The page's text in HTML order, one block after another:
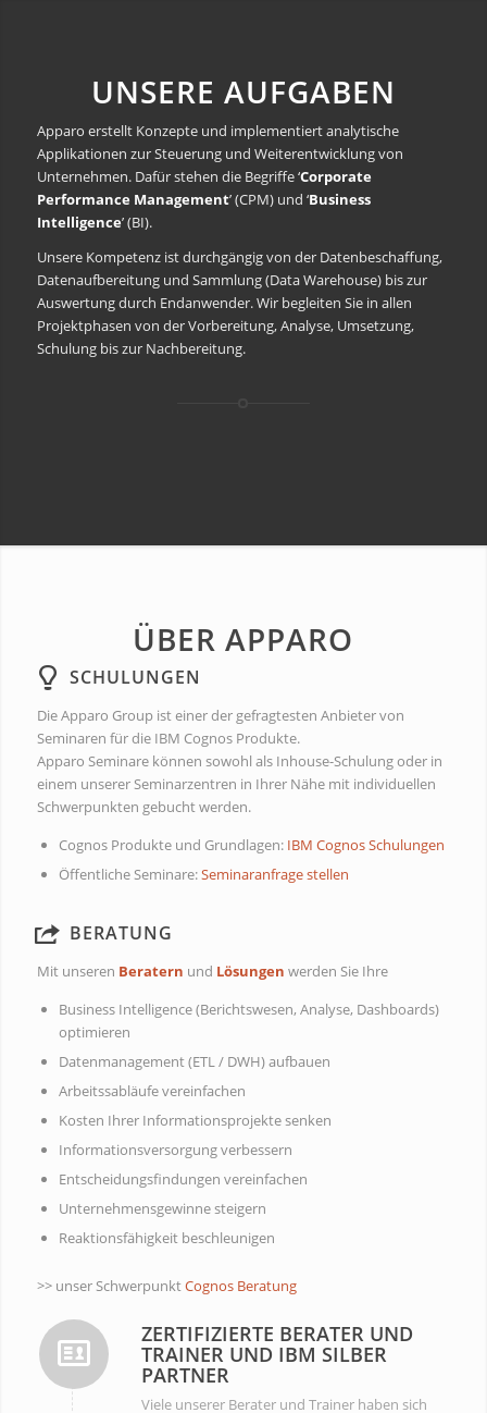
UNSERE AUFGABEN
Apparo erstellt Konzepte und implementiert analytische
Applikationen zur Steuerung und Weiterentwicklung von
Unternehmen. Dafür stehen die Begriffe ‘Corporate
Performance Management’ (CPM) und ‘Business
Intelligence’ (BI).
Unsere Kompetenz ist durchgängig von der Datenbeschaffung,
Datenaufbereitung und Sammlung (Data Warehouse) bis zur
Auswertung durch Endanwender. Wir begleiten Sie in allen
Projektphasen von der Vorbereitung, Analyse, Umsetzung,
Schulung bis zur Nachbereitung.
ÜBER APPARO
SCHULUNGEN
Die Apparo Group ist einer der gefragtesten Anbieter von
Seminaren für die IBM Cognos Produkte.
Apparo Seminare können sowohl als Inhouse-Schulung oder in
einem unserer Seminarzentren in Ihrer Nähe mit individuellen
Schwerpunkten gebucht werden.
Cognos Produkte und Grundlagen: IBM Cognos Schulungen
Öffentliche Seminare:Seminaranfrage stellen
BERATUNG
Mit unseren Beratern und Lösungen werden Sie Ihre
Business Intelligence (Berichtswesen, Analyse, Dashboards)
optimieren
Datenmanagement (ETL / DWH) aufbauen
Arbeitssabläufe vereinfachen
Kosten Ihrer Informationsprojekte senken
Informationsversorgung verbessern
Entscheidungsfindungen vereinfachen
Unternehmensgewinne steigern
Reaktionsfähigkeit beschleunigen
>> unser SchwerpunktCognos Beratung
ZERTIFIZIERTE BERATER UND
TRAINER UND IBM SILBER
PARTNER
Viele unserer Berater und Trainer haben sich